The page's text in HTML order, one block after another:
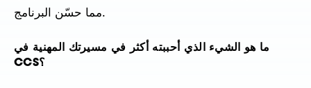
مما حسّن البرنامج.
ما هو الشيء الذي أحببته أكثر في مسيرتك المهنية في
CCS؟